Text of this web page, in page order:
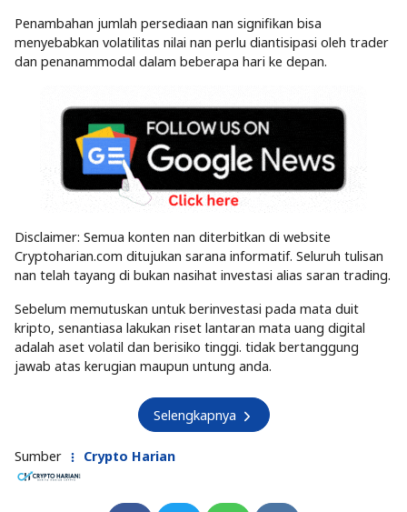
Penambahan jumlah persediaan nan signifikan bisa
menyebabkan volatilitas nilai nan perlu diantisipasi oleh trader
dan penanammodal dalam beberapa hari ke depan.
Disclaimer: Semua konten nan diterbitkan di website
Cryptoharian.com ditujukan sarana informatif. Seluruh tulisan
nan telah tayang di bukan nasihat investasi alias saran trading.
Sebelum memutuskan untuk berinvestasi pada mata duit
kripto, senantiasa lakukan riset lantaran mata uang digital
adalah aset volatil dan berisiko tinggi. tidak bertanggung
jawab atas kerugian maupun untung anda.
Selengkapnya
Sumber Crypto Harian